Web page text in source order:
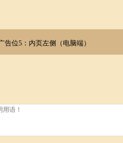
告位5：内页左侧（电脑端）